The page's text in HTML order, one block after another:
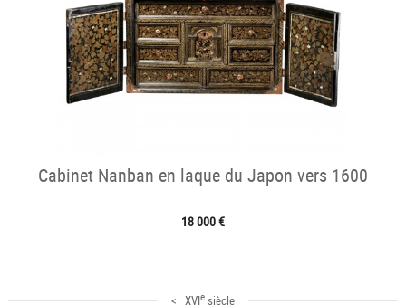
Cabinet Nanban en laque du Japon vers 1600
18 000 €
< XVIesiècle